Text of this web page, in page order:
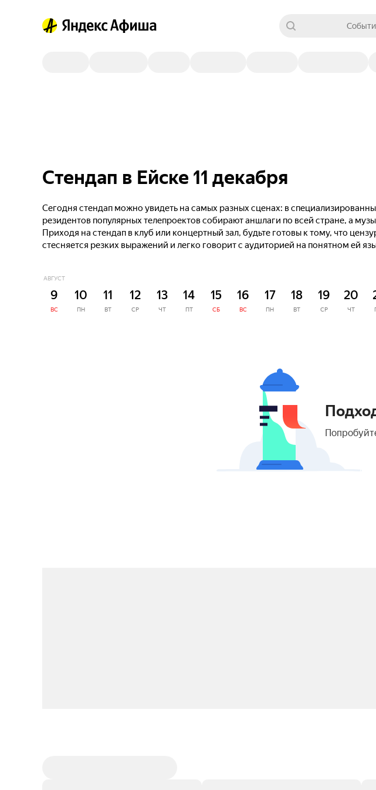
Стендап в Ейске 11 декабря
Сегодня стендап можно увидеть на самых разных сценах: в
резидентов популярных телепроектов собирают аншлаги по всей стране, а
Приходя на стендап в клуб или концертный зал, будьте готовы к тому, что
стесняется резких выражений и легко говорит с аудиторией на понятном ей
АВГУСТ
9
ВС
10
ПН
11
ВТ
12
СР
13
ЧТ
14
ПТ
15
СБ
16
ВС
17
ПН
18
ВТ
19
СР
20
ЧТ